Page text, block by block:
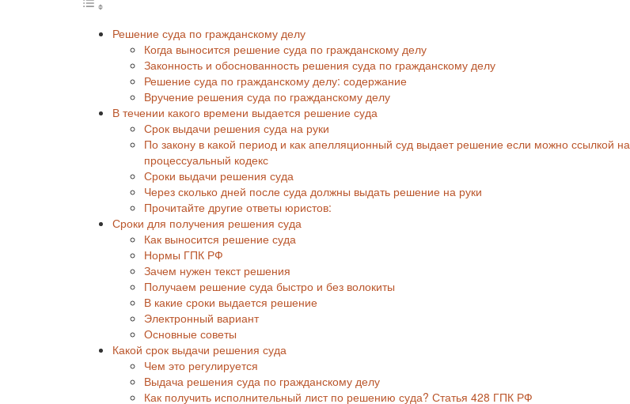
Решение суда по гражданскому делу
Когда выносится решение суда по гражданскому делу
Законность и обоснованность решения суда по гражданскому делу
Решение суда по гражданскому делу: содержание
Вручение решения суда по гражданскому делу
В течении какого времени выдается решение суда
Срок выдачи решения суда на руки
По закону в какой период и как апелляционный суд выдает решение если можно ссылкой на
процессуальный кодекс
Сроки выдачи решения суда
Через сколько дней после суда должны выдать решение на руки
Прочитайте другие ответы юристов:
Сроки для получения решения суда
Как выносится решение суда
Нормы ГПК РФ
Зачем нужен текст решения
Получаем решение суда быстро и без волокиты
В какие сроки выдается решение
Электронный вариант
Основные советы
Какой срок выдачи решения суда
Чем это регулируется
Выдача решения суда по гражданскому делу
Как получить исполнительный лист по решению суда? Статья 428 ГПК РФ